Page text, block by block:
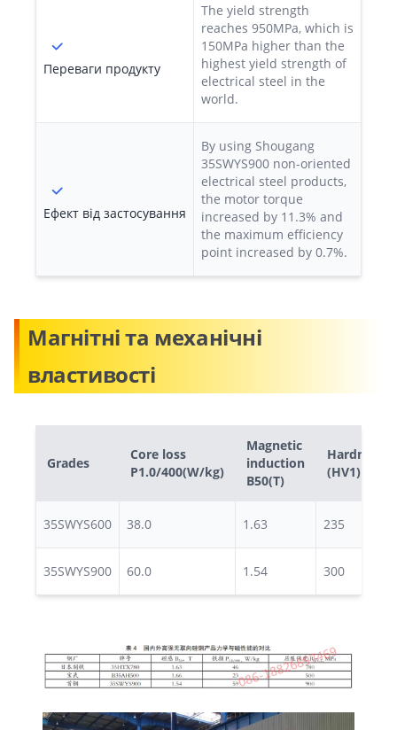
Переваги продукту
The yield strength
reaches 950MPa, which is
150MPa higher than the
highest yield strength of
electrical steel in the
world.
Ефект від застосування
By using Shougang
35SWYS900 non-oriented
electrical steel products,
the motor torque
increased by 11.3% and
the maximum efficiency
point increased by 0.7%.
Магнітні та механічні
властивості
Grades
Core loss
P1.0/400(W/kg)
Magnetic
induction
B50(T)
Hardness
(HV1)
35SWYS600 38.0 1.63 235
35SWYS900 60.0 1.54 300